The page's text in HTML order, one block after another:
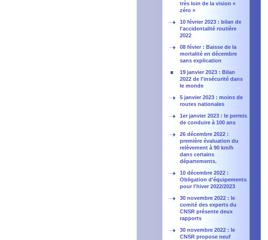
très loin de la vision «
zéro »
10 février 2023 : bilan de
l'accidentalité routière
2022
08 févier : Baisse de la
mortalité en décembre
sans explication
19 janvier 2023 : Bilan
2022 de l'insécurité dans
le monde
5 janvier 2023 : moins de
routes nationales
1er janvier 2023 : le permis
de conduire à 100 ans
26 décembre 2022 :
première évaluation du
relèvement à 90 km/h
dans certains
départements.
10 décembre 2022 :
Obligation d'équipements
pour l'hiver 2022/2023
30 novembre 2022 : le
comité des experts du
CNSR présente deux
rapports
30 novembre 2022 : le
CNSR propose neuf